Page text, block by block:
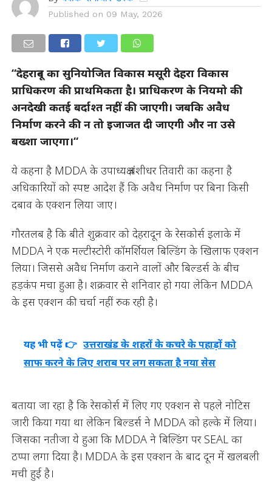
Published on 09 May, 2026
“देहरादून का सुनियोजित विकास मसूरी देहरा विकास
प्राधिकरण की प्राथमिकता है। प्राधिकरण के नियमो की
अनदेखी कतई बर्दाश्त नहीं की जाएगी। जबकि अवैध
निर्माण करने की न तो इजाजत दी जाएगी और ना उसे
बख्शा जाएगा।“
ये कहना है MDDA के उपाध्यक्ष बंशीधर तिवारी का कहना है
अधिकारियों को स्पष्ट आदेश हैं कि अवैध निर्माण पर बिना किसी
दबाव के एक्शन लिया जाए।
गौरतलब है कि बीते शुक्रवार को देहरादून के रेसकोर्स इलाके में
MDDA ने एक मल्टीस्टोरी कॉमर्शियल बिल्डिंग के खिलाफ एक्शन
लिया। जिससे अवैध निर्माण कराने वालों और बिल्डर्स के बीच
हड़कंप मचा हुआ है। शक्रवार से शनिवार हो गया लेकिन MDDA
के इस एक्शन की चर्चा नहीं रुक रही है।
यह भी पढ़ें 👉 उत्तराखंड के शहरों के कचरे के पहाड़ों को
साफ करने के लिए शराब पर लग सकता है नया सेस
बताया जा रहा है कि रेसकोर्स में लिए गए एक्शन से पहले नोटिस
जारी किया गया था लेकिन बिल्डर्स ने MDDA को हल्के में लिया।
जिसका नतीजा ये हुआ कि MDDA ने बिल्डिंग पर SEAL का
ठप्पा लगा दिया है। MDDA के इस एक्शन के बाद दून में खलबली
मची हुई है।